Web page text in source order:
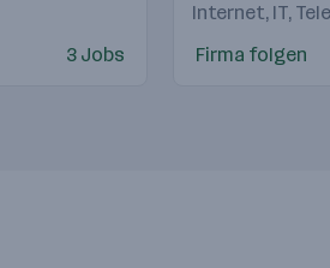
3 Jobs
Internet, IT,
Firma folgen